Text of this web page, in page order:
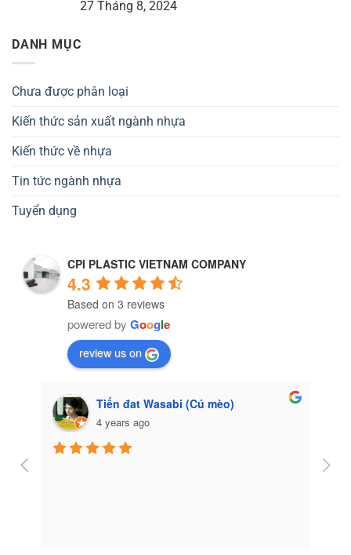
27 Tháng 8, 2024
DANH MỤC
Chưa được phân loại
Kiến thức sản xuất ngành nhựa
Kiến thức về nhựa
Tin tức ngành nhựa
Tuyển dụng
CPI PLASTIC VIETNAM COMPANY
4.3
Based on 3 reviews
powered by Google
review us on
Tiến đat Wasabi (Cú mèo)
4 years ago